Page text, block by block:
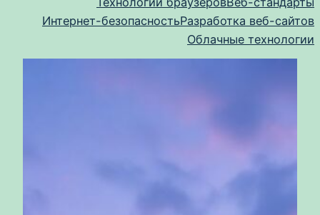
Интернет-безопасностьРазработка веб-сайтов
Облачные технологии